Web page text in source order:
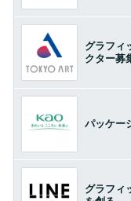
グラフィ
クター募
パッケー
グラフィ